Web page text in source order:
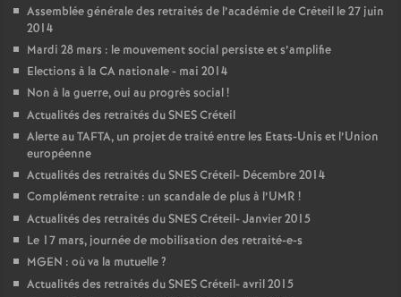
Assemblée générale des retraités de l’académie de Créteil le 27 juin
2014
Mardi 28 mars : le mouvement social persiste et s’amplifie
Elections à la CA nationale - mai 2014
Non à la guerre, oui au progrès social!
Actualités des retraités duSNESCréteil
Alerte auTAFTA, un projet de traité entre les Etats-Unis et l’Union
européenne
Actualités des retraités duSNESCréteil- Décembre 2014
Complément retraite : un scandale de plus à l’UMR !
Actualités des retraités duSNESCréteil- Janvier 2015
Le 17 mars, journée de mobilisation des retraité-e-s
MGEN : où va la mutuelle?
Actualités des retraités duSNESCréteil- avril 2015